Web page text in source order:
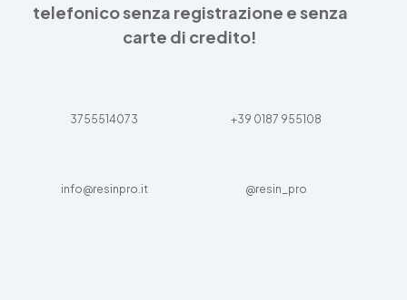
telefonico senza registrazione e senza
carte di credito!
3755514073 +39 0187 955108
info@resinpro.it @resin_pro